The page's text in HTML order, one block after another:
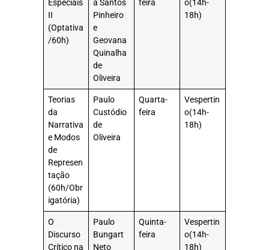
Especiais
II
(Optativa
/60h)
a Santos
Pinheiro
e
Geovana
Quinalha
de
Oliveira
feira
o(14h-
18h)
Teorias
da
Narrativa
e Modos
de
Represen
tação
(60h/Obr
igatória)
Paulo
Custódio
de
Oliveira
Quarta-
feira
Vespertin
o(14h-
18h)
O
Discurso
Crítico na
Paulo
Bungart
Neto
Quinta-
feira
Vespertin
o(14h-
18h)